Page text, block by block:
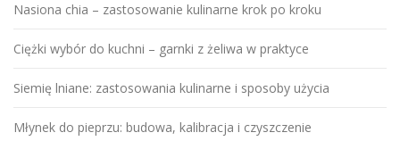
Nasiona chia – zastosowanie kulinarne krok po kroku
Ciężki wybór do kuchni – garnki z żeliwa w praktyce
Siemię lniane: zastosowania kulinarne i sposoby użycia
Młynek do pieprzu: budowa, kalibracja i czyszczenie